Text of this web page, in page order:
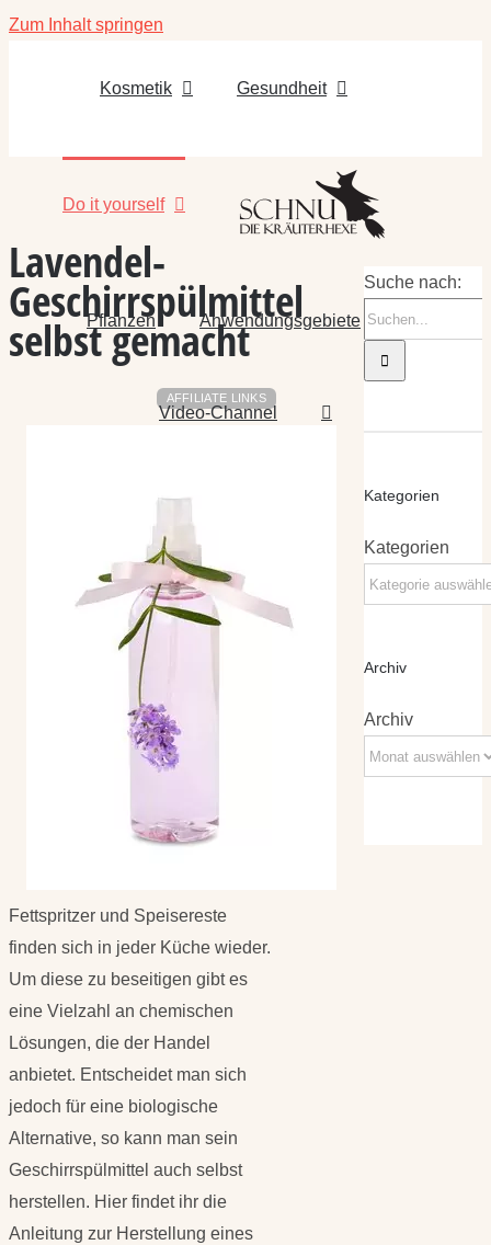
Zum Inhalt springen
Kosmetik Gesundheit
Do it yourself
Pflanzen Anwendungsgebiete
Video-Channel
Lavendel-
Geschirrspülmittel
selbst gemacht
AFFILIATE LINKS
Fettspritzer und Speisereste
finden sich in jeder Küche wieder.
Um diese zu beseitigen gibt es
eine Vielzahl an chemischen
Lösungen, die der Handel
anbietet. Entscheidet man sich
jedoch für eine biologische
Alternative, so kann man sein
Geschirrspülmittel auch selbst
herstellen. Hier findet ihr die
Anleitung zur Herstellung eines
Suche nach:
Kategorien
Kategorien
Archiv
Archiv